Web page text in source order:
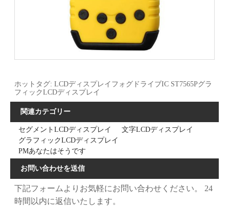
ホットタグ: LCDディスプレイフォグドライブIC ST7565Pグラ
フィックLCDディスプレイ
関連カテゴリー
セグメントLCDディスプレイ
文字LCDディスプレイ
グラフィックLCDディスプレイ
PMあなたはそうです
お問い合わせを送信
下記フォームよりお気軽にお問い合わせください。 24
時間以内に返信いたします。